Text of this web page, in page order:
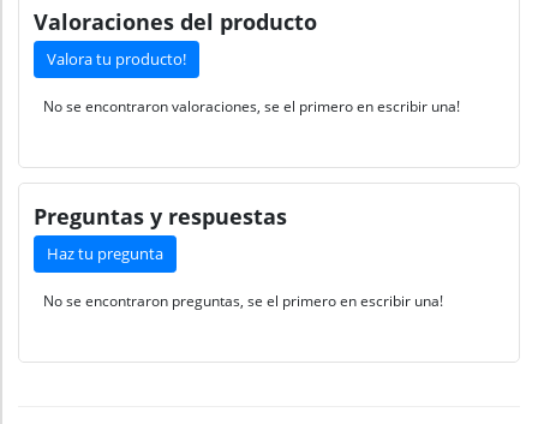
Valoraciones del producto
Valora tu producto!
No se encontraron valoraciones, se el primero en escribir una!
Preguntas y respuestas
Haz tu pregunta
No se encontraron preguntas, se el primero en escribir una!